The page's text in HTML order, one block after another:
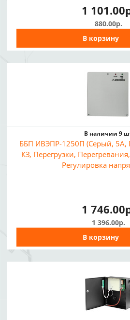
1
880.00р.
В корзину
В наличии 9
ББП ИВЭПР-1250П (Серый, 5А,
КЗ, Перегрузки,
Регулировка
1
1 396.00р.
В корзину